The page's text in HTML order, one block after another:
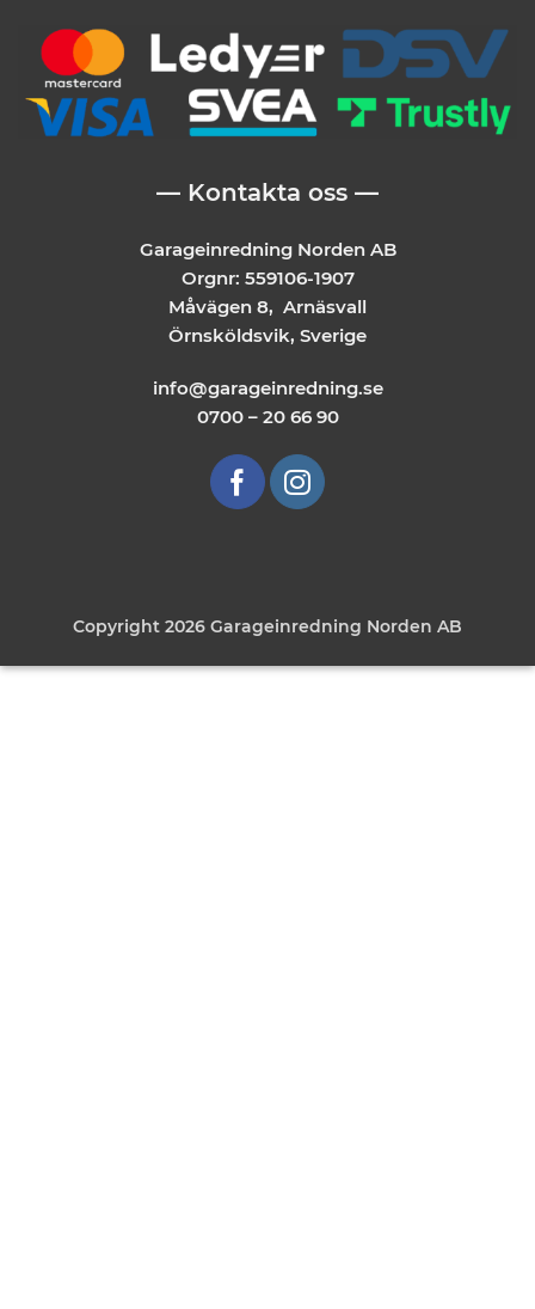
— Kontakta oss —
Garageinredning Norden AB
Orgnr: 559106-1907
Måvägen 8, Arnäsvall
Örnsköldsvik, Sverige
info@garageinredning.se
0700 – 20 66 90
Copyright 2026 Garageinredning Norden AB